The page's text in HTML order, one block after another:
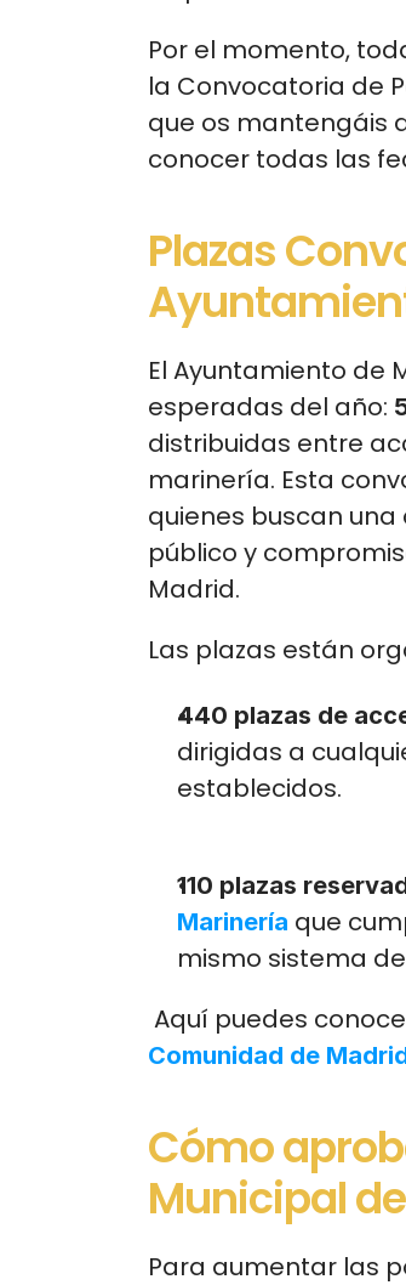
Por el momento,
la Convocatoria de
que os mantengáis
conocer todas las
Plazas
El Ayuntamiento de
esperadas del año:
distribuidas entre
marinería. Esta
quienes buscan
público y
Madrid.
Las plazas están
440 plazas de
dirigidas a
establecidos.
110 plazas
Marinería que
mismo sistema
Aquí puedes
Comunidad de
Cómo
Municipal
Para aumentar las